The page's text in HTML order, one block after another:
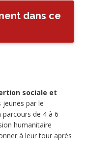
dans ce
sociale et
jeunes par le
parcours de 4 à 6
humanitaire
à leur tour après